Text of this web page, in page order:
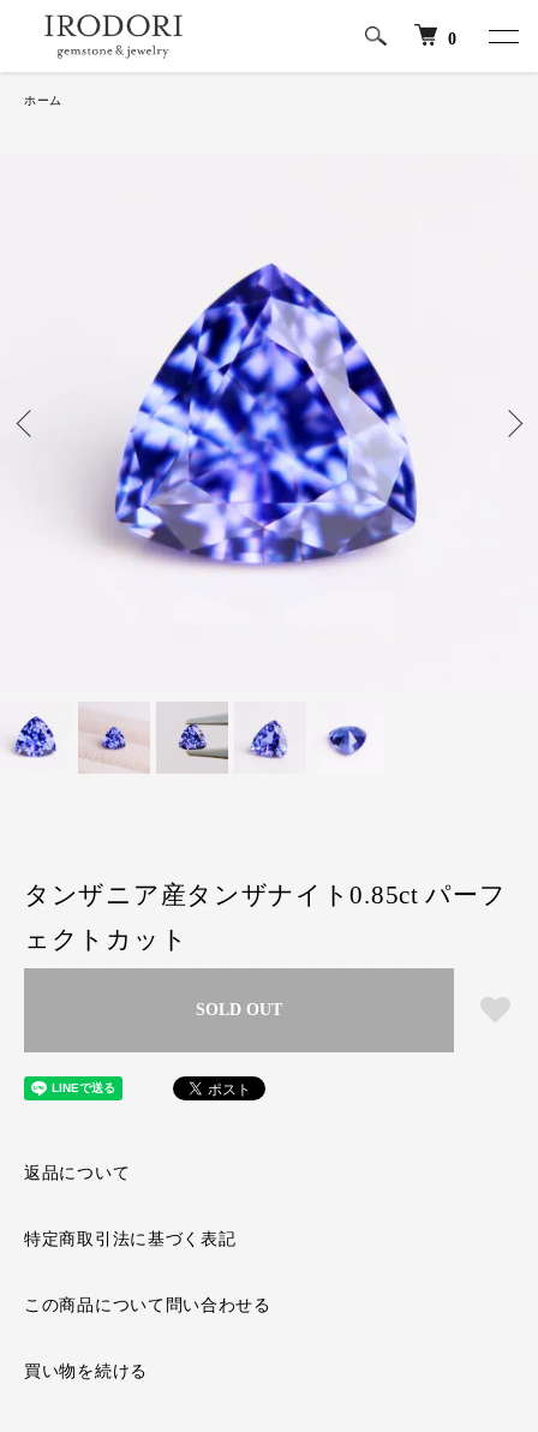
0
ホーム
タンザニア産タンザナイト0.85ct パーフ
ェクトカット
SOLD OUT
返品について
特定商取引法に基づく表記
この商品について問い合わせる
買い物を続ける